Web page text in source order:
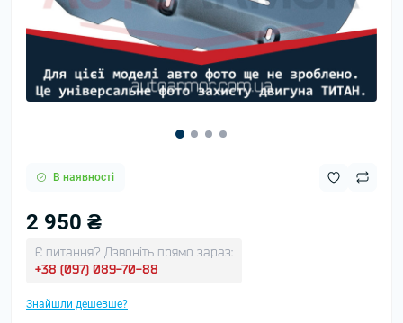
В наявності
2 950 ₴
Є питання? Дзвоніть прямо зараз:
+38 (097) 089-70-88
Знайшли дешевше?